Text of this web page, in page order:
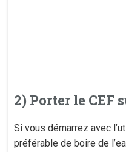
2) Porter le CEF
Si vous démarrez avec
préférable de boire de